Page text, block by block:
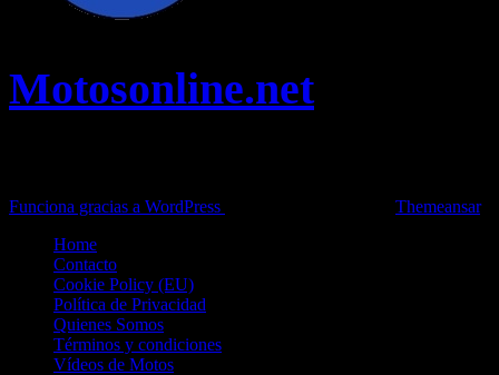
Motosonline.net
Funciona gracias a WordPress
Themeansar.
Home
Contacto
Cookie Policy (EU)
Política de Privacidad
Quienes Somos
Términos y condiciones
Vídeos de Motos